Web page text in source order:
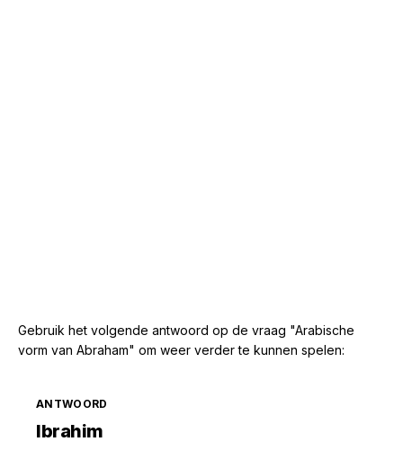
Gebruik het volgende antwoord op de vraag "Arabische
vorm van Abraham" om weer verder te kunnen spelen:
ANTWOORD
Ibrahim